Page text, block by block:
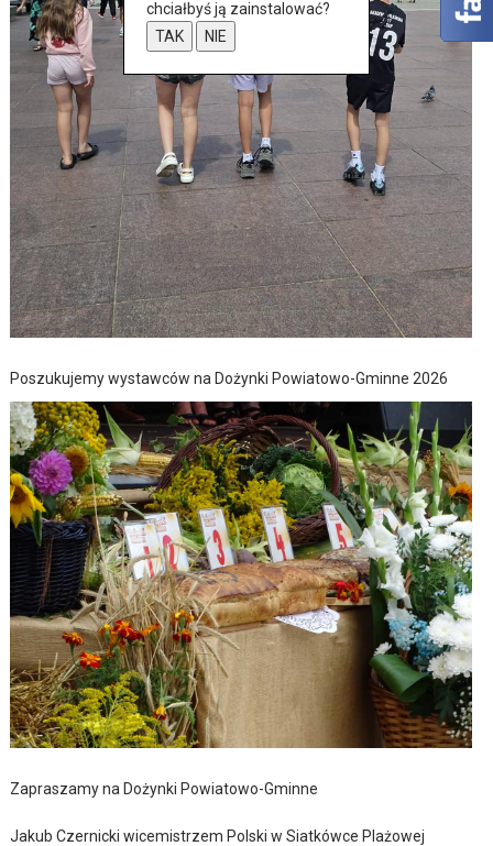
Poszukujemy wystawców na Dożynki Powiatowo-Gminne 2026
Zapraszamy na Dożynki Powiatowo-Gminne
Jakub Czernicki wicemistrzem Polski w Siatkówce Plażowej
chciałbyś ją zainstalować?
TAK
NIE